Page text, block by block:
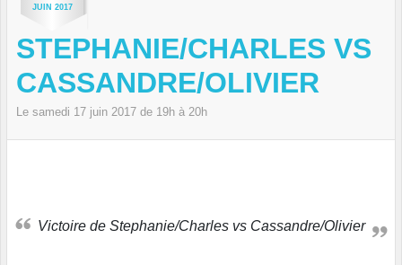
JUIN 2017
STEPHANIE/CHARLES VS
CASSANDRE/OLIVIER
Le samedi 17 juin 2017 de 19h à 20h
Victoire de Stephanie/Charles vs Cassandre/Olivier